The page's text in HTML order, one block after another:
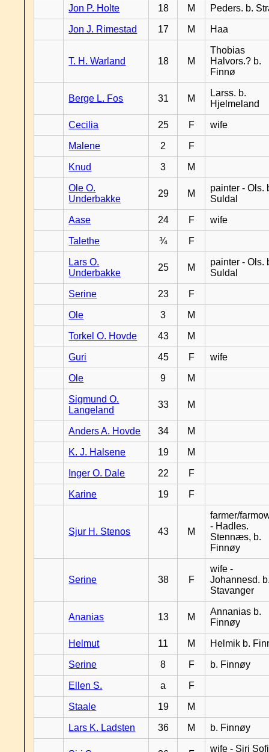
Jon P. Holte 18 M Peders. b.
Jon J. Rimestad 17 M Haa
T. H. Warland 18 M
Thobias
Halvors.? b.
Finnø
Berge L. Fos 31 M
Larss. b.
Hjelmeland
Cecilia 25 F wife
Malene 2 F
Knud 3 M
Ole O.
Underbakke
29 M
painter - Ols.
Suldal
Aase 24 F wife
Talethe ¾ F
Lars O.
Underbakke
25 M
painter - Ols.
Suldal
Serine 23 F
Ole 3 M
Torkel O. Hovde 43 M
Guri 45 F wife
Ole 9 M
Sigmund O.
Langeland
33 M
Anders A. Hovde 34 M
K. J. Halsene 19 M
Inger O. Dale 22 F
Karine 19 F
Sjur H. Stenos 43 M
farmer/
- Hadles.
Stennæs, b.
Finnøy
Serine 38 F
wife -
Johannesd.
Stavanger
Ananias 13 M
Annanias b.
Finnøy
Helmut 11 M Helmik b.
Serine 8 F b. Finnøy
Ellen S. a F
Staale 19 M
Lars K. Ladsten 36 M b. Finnøy
wife - Siri